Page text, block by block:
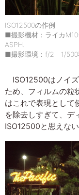
ISO12500の作例
■撮影機材：ライカ
ASPH.
■撮影環境：f/2 1/
ISO12500はノイ
ため、フィルムの粒
はこれで表現として
を除去しすぎて、デ
ISO12500と思えな